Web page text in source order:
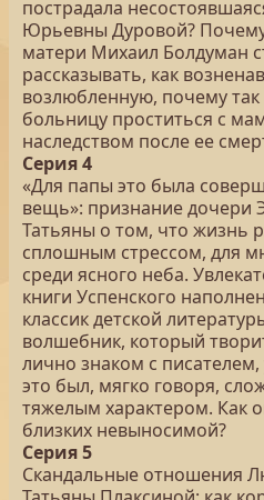
пострадала
Юрьевны Дуровой?
матери Михаил Болдуман
рассказывать, как
возлюбленную, почему
больницу проститься с
наследством после ее
Серия 4
«Для папы это была
вещь»: признание дочери
Татьяны о том, что жизнь
сплошным стрессом, для
среди ясного неба.
книги Успенского
классик детской
волшебник, который
лично знаком с
это был, мягко говоря,
тяжелым характером. Как
близких невыносимой?
Серия 5
Скандальные отношения